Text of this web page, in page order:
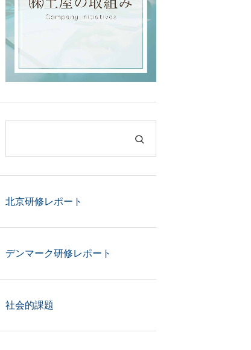
北京研修レポート
デンマーク研修レポート
社会的課題